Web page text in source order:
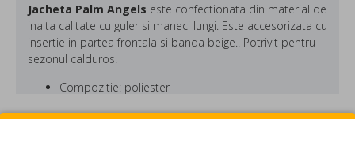
Jacheta Palm Angels este confectionata din material de
inalta calitate cu guler si maneci lungi. Este accesorizata cu
insertie in partea frontala si banda beige.. Potrivit pentru
sezonul calduros.
Compozitie: poliester